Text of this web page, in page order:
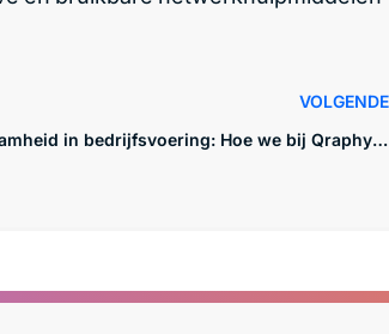
VOLGENDE
Duurzaamheid in bedrijfsvoering: Hoe we bij Qraphy het verschil proberen te maken